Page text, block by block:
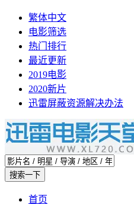
繁体中文
电影筛选
热门排行
最近更新
2019电影
2020新片
迅雷屏蔽资源解决办法
首页